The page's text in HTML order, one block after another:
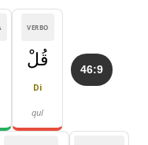
46:9
VERBO
قُلْ
Di
qul